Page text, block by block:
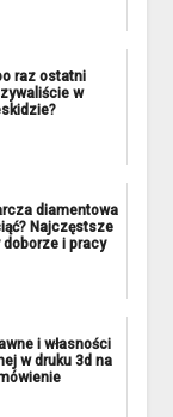
raz ostatni
w
diamentowa
Najczęstsze
doborze i pracy
i własności
w druku 3d na